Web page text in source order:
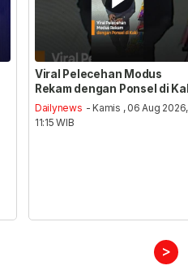
Viral Pelecehan Modus
Rekam dengan Ponsel di
Dailynews - Kamis , 06 Aug 2026,
11:15 WIB
>